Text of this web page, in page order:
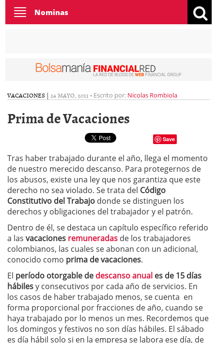
Toggle
navigation
Nominas
VACACIONES | 24 MAYO, 2011 - Escrito por: Nicolas Rombiola
Prima de Vacaciones
Save
Tras haber trabajado durante el año, llega el momento
de nuestro merecido descanso. Para protegernos de
los abusos, existe una ley que nos garantiza que este
derecho no sea violado. Se trata del Código
Constitutivo del Trabajo donde se distinguen los
derechos y obligaciones del trabajador y el patrón.
Dentro de él, se destaca un capítulo específico referido
a las vacaciones remuneradas de los trabajadores
colombianos, las cuales se abonan con un adicional,
conocido como prima de vacaciones.
El período otorgable de descanso anual es de 15 días
hábilesy consecutivos por cada año de servicios. En
los casos de haber trabajado menos, se cuenta en
forma proporcional por fracciones de año, cuando se
haya trabajado por lo menos un mes. Recordemos que
los domingos y festivos no son días hábiles. El sábado
es día hábil solo si en la empresa se labora ese día, de